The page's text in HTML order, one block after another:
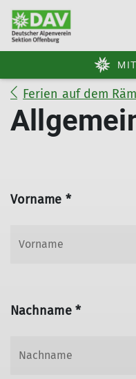
Ferien auf dem
Vorname *
Nachname *